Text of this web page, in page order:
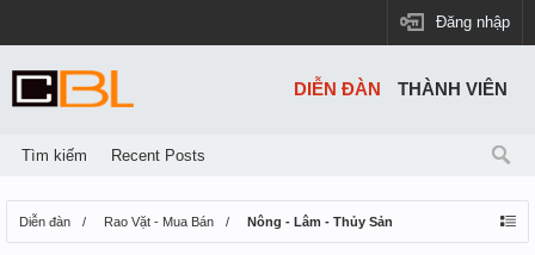
Đăng nhập
Diễn đàn Rao Vặt - Mua Bán Nông - Lâm - Thủy Sản
DIỄN ĐÀN
Tìm kiếm Recent Posts
THÀNH VIÊN